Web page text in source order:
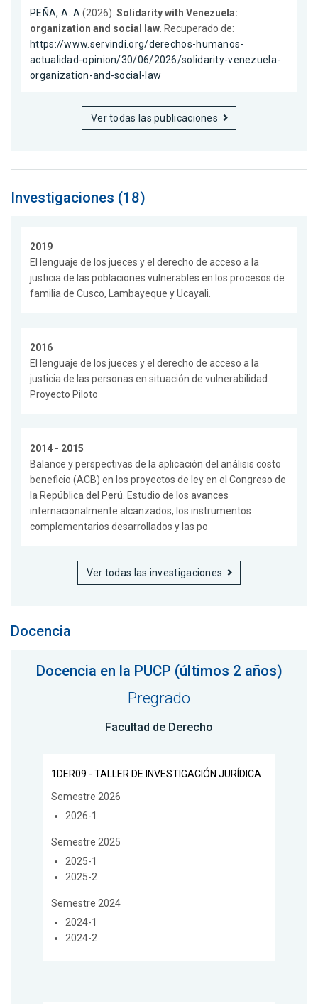
PEÑA, A. A.(2026).Solidarity with Venezuela:
organization and social law . Recuperado de:
https://www.servindi.org/derechos-humanos-
actualidad-opinion/30/06/2026/solidarity-venezuela-
organization-and-social-law
Ver todas las publicaciones
Investigaciones (18)
2019
El lenguaje de los jueces y el derecho de acceso a la
justicia de las poblaciones vulnerables en los procesos de
familia de Cusco, Lambayeque y Ucayali.
2016
El lenguaje de los jueces y el derecho de acceso a la
justicia de las personas en situación de vulnerabilidad.
Proyecto Piloto
2014 - 2015
Balance y perspectivas de la aplicación del análisis costo
beneficio (ACB) en los proyectos de ley en el Congreso de
la República del Perú. Estudio de los avances
internacionalmente alcanzados, los instrumentos
complementarios desarrollados y las po
Ver todas las investigaciones
Docencia
Docencia en la PUCP (últimos 2 años)
Pregrado
Facultad de Derecho
1DER09 - TALLER DE INVESTIGACIÓN JURÍDICA
Semestre 2026
2026-1
Semestre 2025
2025-1
2025-2
Semestre 2024
2024-1
2024-2